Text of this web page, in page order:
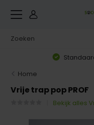
Home
Vrije trap pop PROF
Bekijk alles